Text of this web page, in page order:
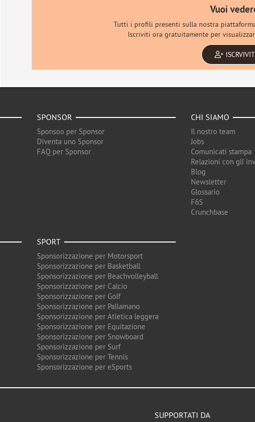
Vuoi
Tutti i profili presenti sulla nostra
Iscriviti ora gratuitamente per
SPONSOR
Sponsoo per Sponsor
Diventa uno Sponsor
FAQ per Sponsor
CHI SIAMO
Il nostro team
Jobs
Comunicati stampa
Relazioni con gli
Blog
Newsletter
Glossario
F6S
Crunchbase
SPORT
Sponsorizzazione per Motorsport
Sponsorizzazione per Basketball
Sponsorizzazione per Beachvolleyball
Sponsorizzazione per Calcio
Sponsorizzazione per Golf
Sponsorizzazione per Pallamano
Sponsorizzazione per Atletica leggera
Sponsorizzazione per Equitazione
Sponsorizzazione per Snowboard
Sponsorizzazione per Surf
Sponsorizzazione per Tennis
Sponsorizzazione per eSports
SUPPORTATI DA